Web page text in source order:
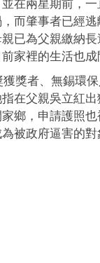
在兩星期前，
而肇事者已經
已為父親繳納
家裡的生活也成
獲獎者、無錫環
在父親吳立紅
鄉，申請護照
被政府逼害的